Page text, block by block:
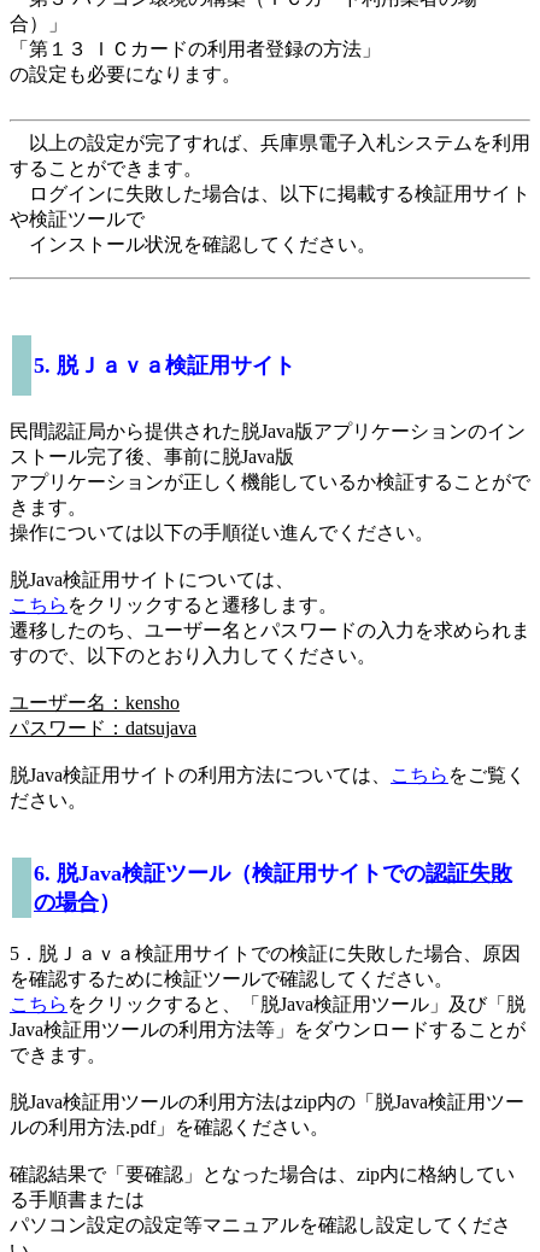
合）」
「第１３ ＩＣカードの利用者登録の方法」
の設定も必要になります。
以上の設定が完了すれば、兵庫県電子入札システムを利用
することができます。
ログインに失敗した場合は、以下に掲載する検証用サイト
や検証ツールで
インストール状況を確認してください。
5. 脱Ｊａｖａ検証用サイト
民間認証局から提供された脱Java版アプリケーションのイン
ストール完了後、事前に脱Java版
アプリケーションが正しく機能しているか検証することがで
きます。
操作については以下の手順従い進んでください。
脱Java検証用サイトについては、
こちら をクリックすると遷移します。
遷移したのち、ユーザー名とパスワードの入力を求められま
すので、以下のとおり入力してください。
ユーザー名：kensho
パスワード：datsujava
脱Java検証用サイトの利用方法については、 こちら をご覧く
ださい。
6. 脱Java検証ツール（検証用サイトでの認証失敗
の場合）
5．脱Ｊａｖａ検証用サイトでの検証に失敗した場合、原因
を確認するために検証ツールで確認してください。
こちら をクリックすると、「脱Java検証用ツール」及び「脱
Java検証用ツールの利用方法等」をダウンロードすることが
できます。
脱Java検証用ツールの利用方法はzip内の「脱Java検証用ツー
ルの利用方法.pdf」を確認ください。
確認結果で「要確認」となった場合は、zip内に格納してい
る手順書または
パソコン設定の設定等マニュアルを確認し設定してくださ